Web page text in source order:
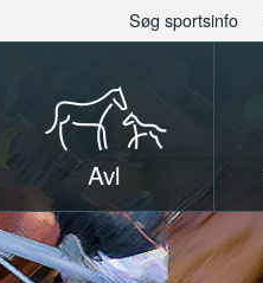
Søg sportsinfo
Avl